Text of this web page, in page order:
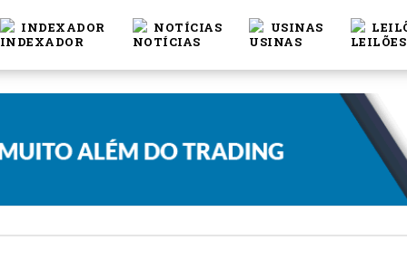
INDEXADOR NOTÍCIAS USINAS